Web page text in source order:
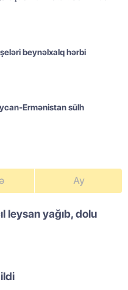
beynəlxalq hərbi
Ermənistan sülh
Ay
leysan yağıb, dolu